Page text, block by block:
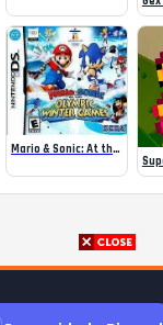
Mario & Sonic: At the Olympic Winter Games – NDS